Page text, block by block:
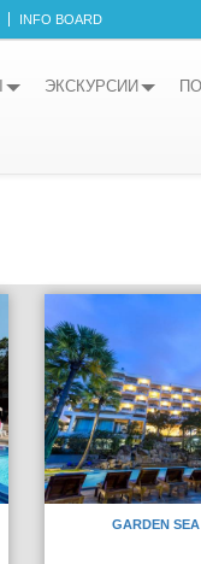
INFO BOARD
ЭКСКУРСИИ
GARDEN